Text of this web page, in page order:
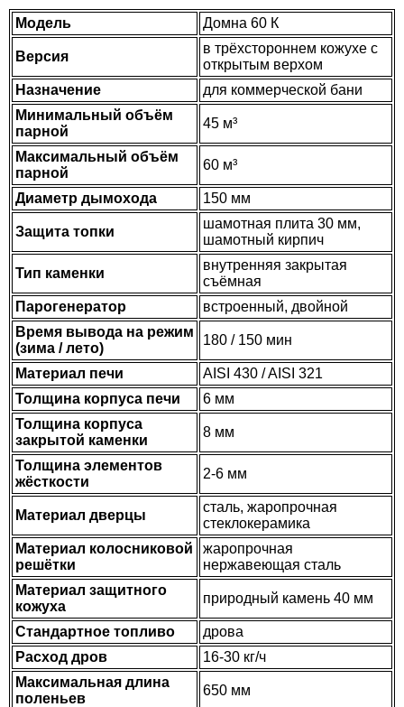
Модель Домна 60 К
Версия
в трёхстороннем кожухе с
открытым верхом
Назначение
для коммерческой бани
Минимальный объём
парной
45 м³
Максимальный объём
парной
60 м³
Диаметр дымохода 150 мм
Защита топки
шамотная плита 30 мм,
шамотный кирпич
Тип каменки
внутренняя закрытая
съёмная
Парогенератор
встроенный, двойной
Время вывода на режим
(зима / лето)
180 / 150 мин
Материал печи
AISI 430 / AISI 321
Толщина корпуса печи
6 мм
Толщина корпуса
закрытой каменки
8 мм
Толщина элементов
жёсткости
2-6 мм
Материал дверцы
сталь, жаропрочная
стеклокерамика
Материал колосниковой
решётки
жаропрочная
нержавеющая сталь
Материал защитного
кожуха
природный камень 40 мм
Стандартное топливо
дрова
Расход дров
16-30 кг/ч
Максимальная длина
поленьев
650 мм